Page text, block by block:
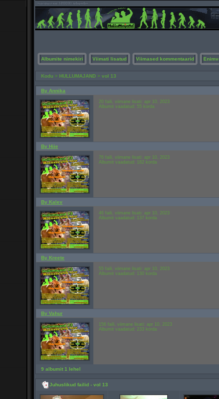
Albumite nimekiri Viimati lisatud Viimased kommentaarid
Kodu > HULLUMAJAND > vol 13
By Annika
20 faili, viimane lisati: apr 10, 2023
Albumit vaadatud: 55 korda
By Hiie
76 faili, viimane lisati: apr 10, 2023
Albumit vaadatud: 182 korda
By Kalev
46 faili, viimane lisati: apr 10, 2023
Albumit vaadatud: 137 korda
By Kreete
55 faili, viimane lisati: apr 10, 2023
Albumit vaadatud: 130 korda
By Vahur
156 faili, viimane lisati: apr 10, 2023
Albumit vaadatud: 233 korda
9 albumit 1 lehel
Juhuslikud failid - vol 13